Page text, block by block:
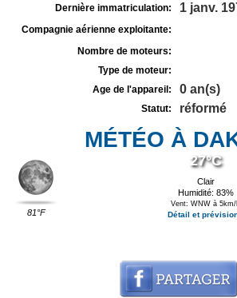
Dernière immatriculation: 1 janv.
Compagnie aérienne exploitante:
Nombre de moteurs:
Type de moteur:
Age de l'appareil:
0 an(s)
Statut: réformé
MÉTÉO À
81°F
27°C
Clair
Humidité: 83%
Vent: WNW à 5km/
Détail et